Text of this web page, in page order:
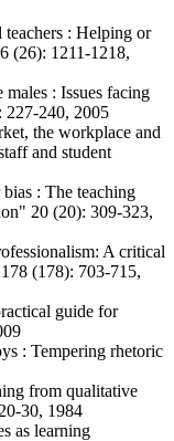
: Helping or
(26): 1211-1218,
males : Issues facing
227-240, 2005
the workplace and
and student
: The teaching
20 (20): 309-323,
A critical
(178): 703-715,
guide for
: Tempering rhetoric
from qualitative
30, 1984
as learning